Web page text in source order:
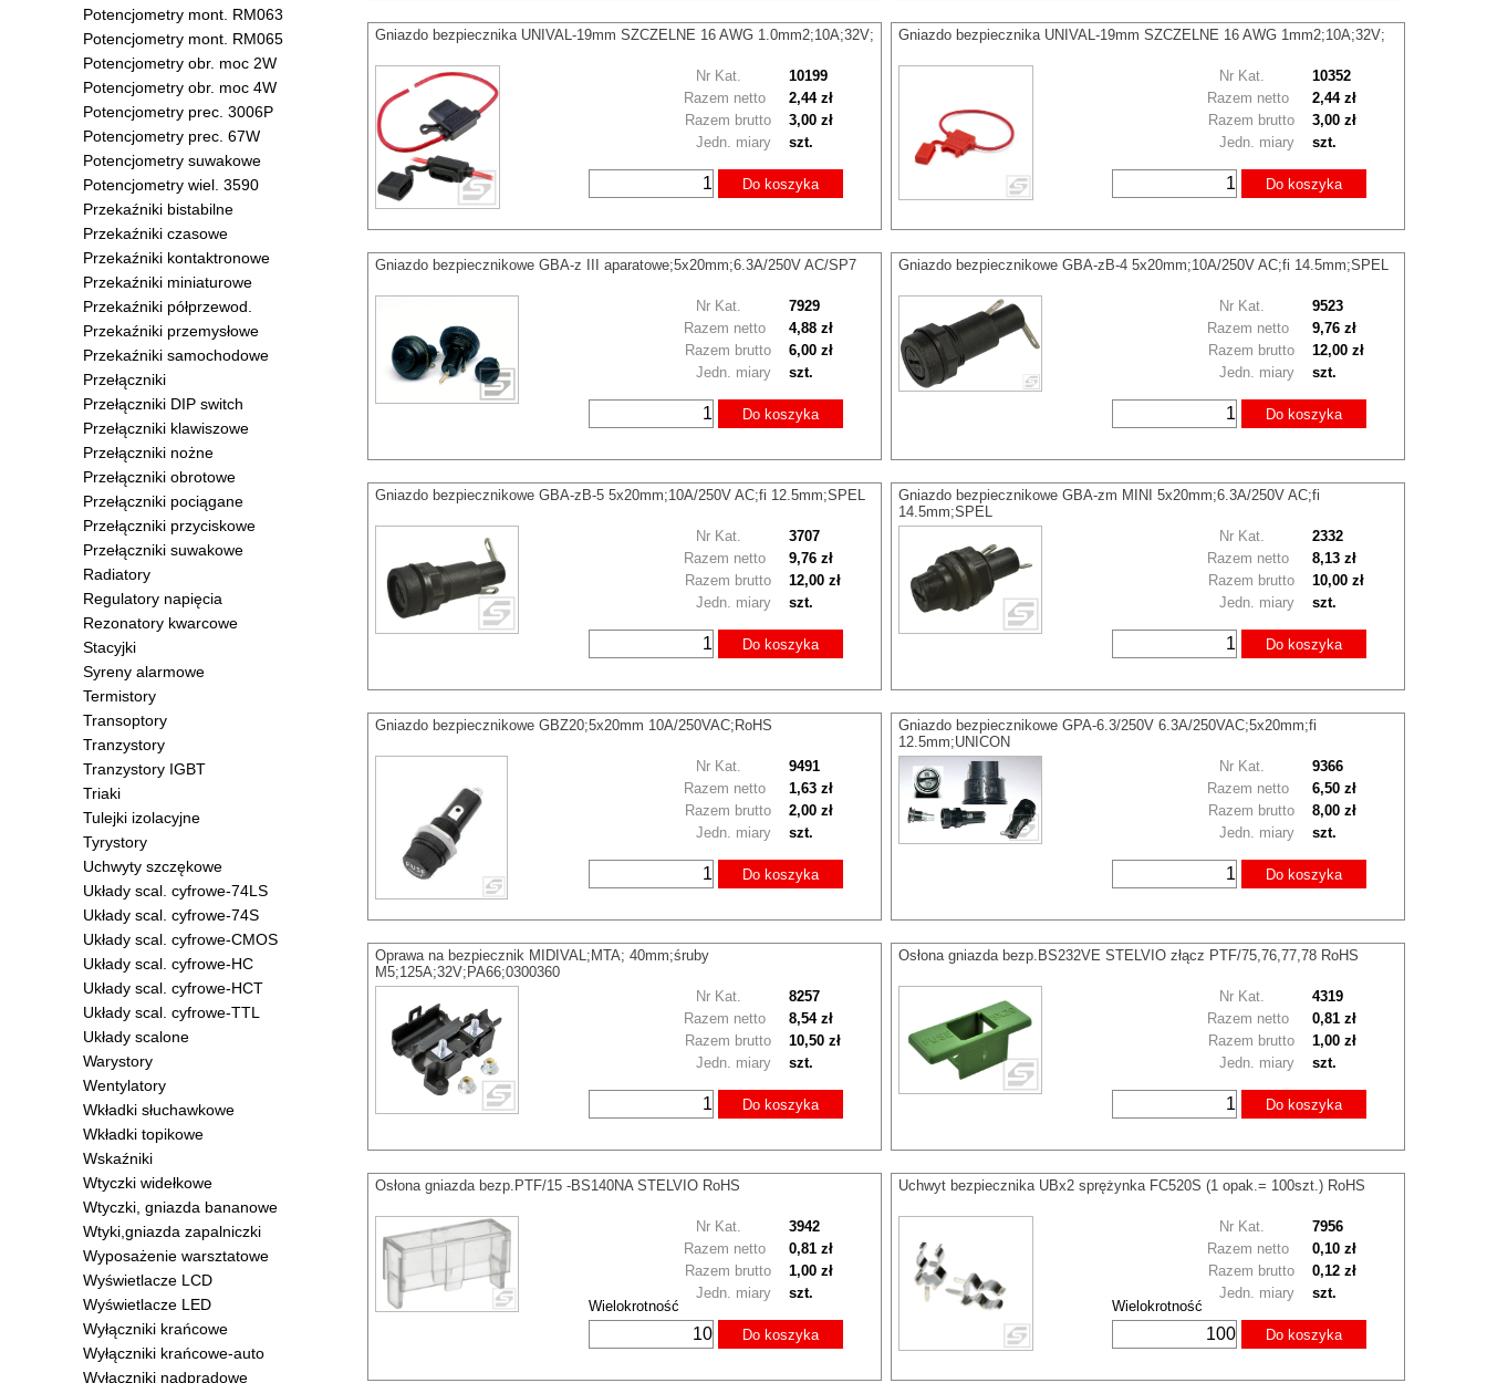
Potencjometry mont. RM063
Potencjometry mont. RM065
Potencjometry obr. moc 2W
Potencjometry obr. moc 4W
Potencjometry prec. 3006P
Potencjometry prec. 67W
Potencjometry suwakowe
Potencjometry wiel. 3590
Przekaźniki bistabilne
Przekaźniki czasowe
Przekaźniki kontaktronowe
Przekaźniki miniaturowe
Przekaźniki półprzewod.
Przekaźniki przemysłowe
Przekaźniki samochodowe
Przełączniki
Przełączniki DIP switch
Przełączniki klawiszowe
Przełączniki nożne
Przełączniki obrotowe
Przełączniki pociągane
Przełączniki przyciskowe
Przełączniki suwakowe
Radiatory
Regulatory napięcia
Rezonatory kwarcowe
Stacyjki
Syreny alarmowe
Termistory
Transoptory
Tranzystory
Tranzystory IGBT
Triaki
Tulejki izolacyjne
Tyrystory
Uchwyty szczękowe
Układy scal. cyfrowe-74LS
Układy scal. cyfrowe-74S
Układy scal. cyfrowe-CMOS
Układy scal. cyfrowe-HC
Układy scal. cyfrowe-HCT
Układy scal. cyfrowe-TTL
Układy scalone
Warystory
Wentylatory
Wkładki słuchawkowe
Wkładki topikowe
Wskaźniki
Wtyczki widełkowe
Wtyczki, gniazda bananowe
Wtyki,gniazda zapalniczki
Wyposażenie warsztatowe
Wyświetlacze LCD
Wyświetlacze LED
Wyłączniki krańcowe
Wyłączniki krańcowe-auto
Wyłączniki nadprądowe
Gniazdo bezpiecznika UNIVAL-19mm SZCZELNE 16 AWG 1.0mm2;10A;32V;
Nr Kat. 10199
Razem brutto 3,00 zł
Razem netto 2,44 zł
Jedn. miary szt.
Do koszyka
Gniazdo bezpiecznika UNIVAL-19mm SZCZELNE 16 AWG 1mm2;10A;32V;
Nr Kat. 10352
Razem brutto 3,00 zł
Razem netto 2,44 zł
Jedn. miary szt.
Do koszyka
Gniazdo bezpiecznikowe GBA-z III aparatowe;5x20mm;6.3A/250V AC/SP7
Nr Kat. 7929
Razem brutto 6,00 zł
Razem netto 4,88 zł
Jedn. miary szt.
Do koszyka
Gniazdo bezpiecznikowe GBA-zB-4 5x20mm;10A/250V AC;fi 14.5mm;SPEL
Nr Kat. 9523
Razem brutto 12,00 zł
Razem netto 9,76 zł
Jedn. miary szt.
Do koszyka
Gniazdo bezpiecznikowe GBA-zB-5 5x20mm;10A/250V AC;fi 12.5mm;SPEL
Nr Kat. 3707
Razem brutto 12,00 zł
Razem netto 9,76 zł
Jedn. miary szt.
Do koszyka
Gniazdo bezpiecznikowe GBA-zm MINI 5x20mm;6.3A/250V AC;fi
14.5mm;SPEL
Nr Kat.
2332
Razem brutto 10,00 zł
Razem netto 8,13 zł
Jedn. miary szt.
Do koszyka
Gniazdo bezpiecznikowe GBZ20;5x20mm 10A/250VAC;RoHS
Nr Kat. 9491
Razem brutto 2,00 zł
Razem netto 1,63 zł
Jedn. miary szt.
Do koszyka
Gniazdo bezpiecznikowe GPA-6.3/250V 6.3A/250VAC;5x20mm;fi
12.5mm;UNICON
Nr Kat.
9366
Razem brutto 8,00 zł
Razem netto 6,50 zł
Jedn. miary szt.
Do koszyka
Oprawa na bezpiecznik MIDIVAL;MTA; 40mm;śruby
M5;125A;32V;PA66;0300360
Nr Kat.
8257
Razem brutto 10,50 zł
Razem netto 8,54 zł
Jedn. miary szt.
Do koszyka
Osłona gniazda bezp.BS232VE STELVIO złącz PTF/75,76,77,78 RoHS
Nr Kat. 4319
Razem brutto 1,00 zł
Razem netto 0,81 zł
Jedn. miary szt.
Do koszyka
Osłona gniazda bezp.PTF/15 -BS140NA STELVIO RoHS
Wielokrotność
Nr Kat. 3942
Razem brutto 1,00 zł
Razem netto 0,81 zł
Jedn. miary szt.
Do koszyka
Uchwyt bezpiecznika UBx2 sprężynka FC520S (1 opak.= 100szt.) RoHS
Wielokrotność
Nr Kat. 7956
Razem brutto 0,12 zł
Razem netto 0,10 zł
Jedn. miary szt.
Do koszyka